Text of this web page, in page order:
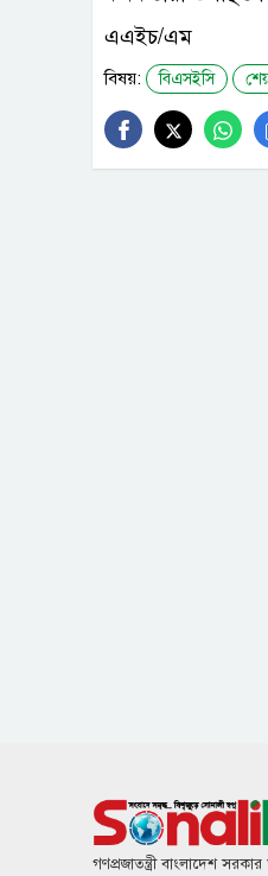
এএইচ/এম
বিষয়: বিএসইসি
গণপ্রজাতন্ত্রী বাংলাদেশ